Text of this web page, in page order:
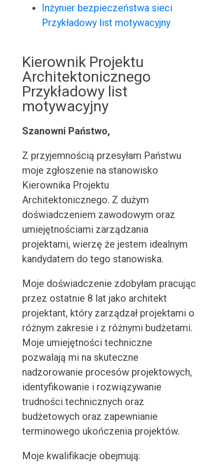
Inżynier bezpieczeństwa sieci
Przykładowy list motywacyjny
Kierownik Projektu
Architektonicznego
Przykładowy list
motywacyjny
Szanowni Państwo,
Z przyjemnością przesyłam Państwu
moje zgłoszenie na stanowisko
Kierownika Projektu
Architektonicznego. Z dużym
doświadczeniem zawodowym oraz
umiejętnościami zarządzania
projektami, wierzę że jestem idealnym
kandydatem do tego stanowiska.
Moje doświadczenie zdobyłam pracując
przez ostatnie 8 lat jako architekt
projektant, który zarządzał projektami o
różnym zakresie i z różnymi budżetami.
Moje umiejętności techniczne
pozwalają mi na skuteczne
nadzorowanie procesów projektowych,
identyfikowanie i rozwiązywanie
trudności technicznych oraz
budżetowych oraz zapewnianie
terminowego ukończenia projektów.
Moje kwalifikacje obejmują: